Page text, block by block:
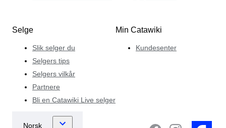
Selge
Slik selger du
Selgers tips
Selgers vilkår
Partnere
Bli en Catawiki Live selger
Min Catawiki
Kundesenter